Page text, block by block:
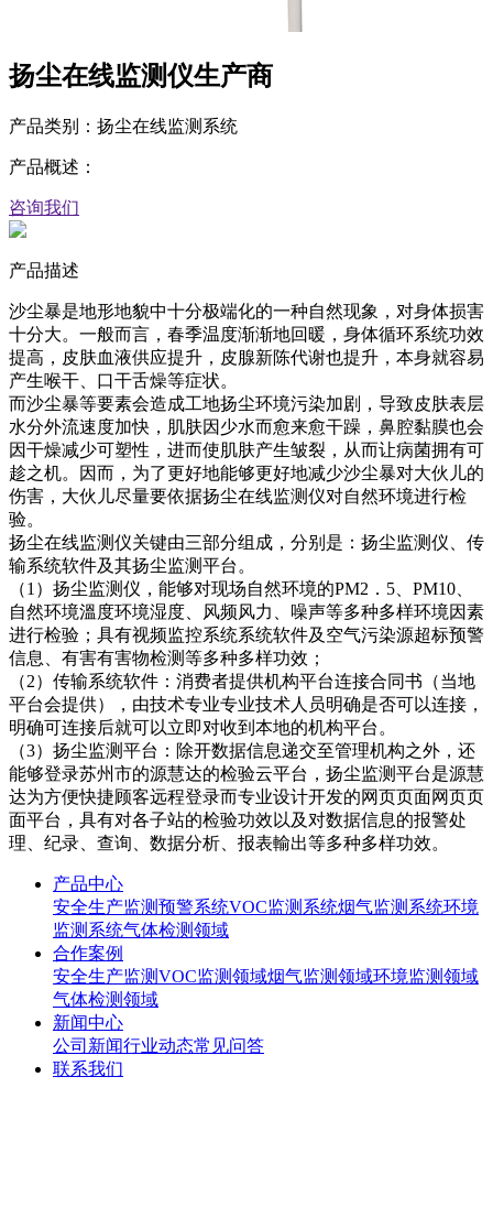
扬尘在线监测仪生产商
产品类别：扬尘在线监测系统
产品概述：
咨询我们
产品描述
沙尘暴是地形地貌中十分极端化的一种自然现象，对身体损害
十分大。一般而言，春季温度渐渐地回暖，身体循环系统功效
提高，皮肤血液供应提升，皮腺新陈代谢也提升，本身就容易
产生喉干、口干舌燥等症状。
而沙尘暴等要素会造成工地扬尘环境污染加剧，导致皮肤表层
水分外流速度加快，肌肤因少水而愈来愈干躁，鼻腔黏膜也会
因干燥减少可塑性，进而使肌肤产生皱裂，从而让病菌拥有可
趁之机。因而，为了更好地能够更好地减少沙尘暴对大伙儿的
伤害，大伙儿尽量要依据扬尘在线监测仪对自然环境进行检
验。
扬尘在线监测仪关键由三部分组成，分别是：扬尘监测仪、传
输系统软件及其扬尘监测平台。
（1）扬尘监测仪，能够对现场自然环境的PM2．5、PM10、
自然环境溫度环境湿度、风频风力、噪声等多种多样环境因素
进行检验；具有视频监控系统系统软件及空气污染源超标预警
信息、有害有害物检测等多种多样功效；
（2）传输系统软件：消费者提供机构平台连接合同书（当地
平台会提供），由技术专业专业技术人员明确是否可以连接，
明确可连接后就可以立即对收到本地的机构平台。
（3）扬尘监测平台：除开数据信息递交至管理机构之外，还
能够登录苏州市的源慧达的检验云平台，扬尘监测平台是源慧
达为方便快捷顾客远程登录而专业设计开发的网页页面网页页
面平台，具有对各子站的检验功效以及对数据信息的报警处
理、纪录、查询、数据分析、报表輸出等多种多样功效。
产品中心
安全生产监测预警系统VOC监测系统烟气监测系统环境
监测系统气体检测领域
合作案例
安全生产监测VOC监测领域烟气监测领域环境监测领域
气体检测领域
新闻中心
公司新闻行业动态常见问答
联系我们